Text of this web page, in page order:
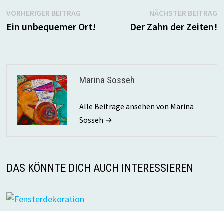
Beitragsnavigation
VORHERIGER BEITRAGVorheriger
Beitrag:
Ein unbequemer Ort!
NÄCHSTER BEITRAG
Der Zahn der Zeiten!
Marina Sosseh
Alle Beiträge ansehen von Marina
Sosseh →
DAS KÖNNTE DICH AUCH INTERESSIEREN